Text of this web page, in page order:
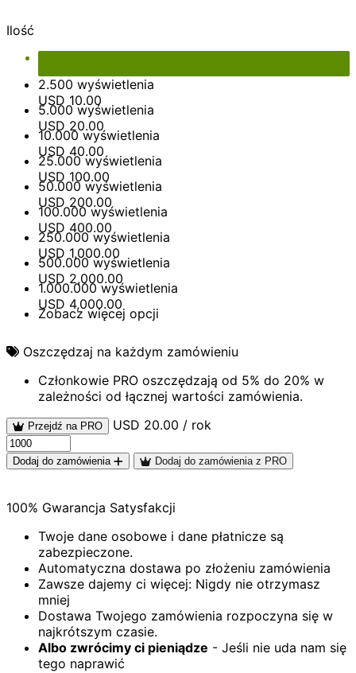
Opcje dodatkowe
Suma całkowita USD 4.00
Ilość
2.500 wyświetlenia
USD 10.00
5.000 wyświetlenia
USD 20.00
10.000 wyświetlenia
USD 40.00
25.000 wyświetlenia
USD 100.00
50.000 wyświetlenia
USD 200.00
100.000 wyświetlenia
USD 400.00
250.000 wyświetlenia
USD 1,000.00
500.000 wyświetlenia
USD 2,000.00
1.000.000 wyświetlenia
USD 4,000.00
Zobacz więcej opcji
Oszczędzaj na każdym zamówieniu
Członkowie PRO oszczędzają od 5% do 20% w
zależności od łącznej wartości zamówienia.
Przejdź na PRO USD 20.00 / rok
Dodaj do zamówienia Dodaj do zamówienia z PRO
100% Gwarancja Satysfakcji
Twoje dane osobowe i dane płatnicze są
zabezpieczone.
Automatyczna dostawa po złożeniu zamówienia
Zawsze dajemy ci więcej: Nigdy nie otrzymasz
mniej
Dostawa Twojego zamówienia rozpoczyna się w
najkrótszym czasie.
Albo zwrócimy ci pieniądze - Jeśli nie uda nam się
tego naprawić